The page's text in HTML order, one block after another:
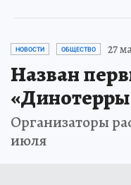
НОВОСТИ ОБЩЕСТВО 27
Назван
Организаторы
июля